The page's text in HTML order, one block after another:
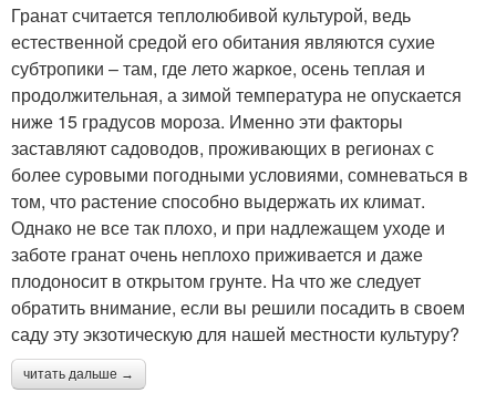
Гранат считается теплолюбивой культурой, ведь
естественной средой его обитания являются сухие
субтропики – там, где лето жаркое, осень теплая и
продолжительная, а зимой температура не опускается
ниже 15 градусов мороза. Именно эти факторы
заставляют садоводов, проживающих в регионах с
более суровыми погодными условиями, сомневаться в
том, что растение способно выдержать их климат.
Однако не все так плохо, и при надлежащем уходе и
заботе гранат очень неплохо приживается и даже
плодоносит в открытом грунте. На что же следует
обратить внимание, если вы решили посадить в своем
саду эту экзотическую для нашей местности культуру?
читать дальше →